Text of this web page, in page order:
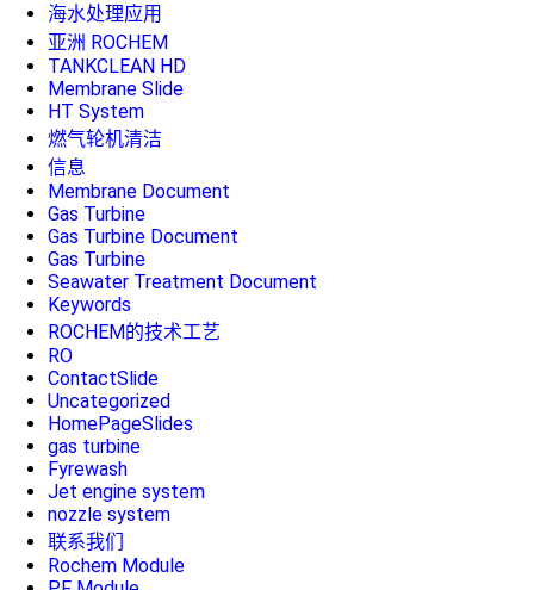
海水处理应用
亚洲 ROCHEM
TANKCLEAN HD
Membrane Slide
HT System
燃气轮机清洁
信息
Membrane Document
Gas Turbine
Gas Turbine Document
Gas Turbine
Seawater Treatment Document
Keywords
ROCHEM的技术工艺
RO
ContactSlide
Uncategorized
HomePageSlides
gas turbine
Fyrewash
Jet engine system
nozzle system
联系我们
Rochem Module